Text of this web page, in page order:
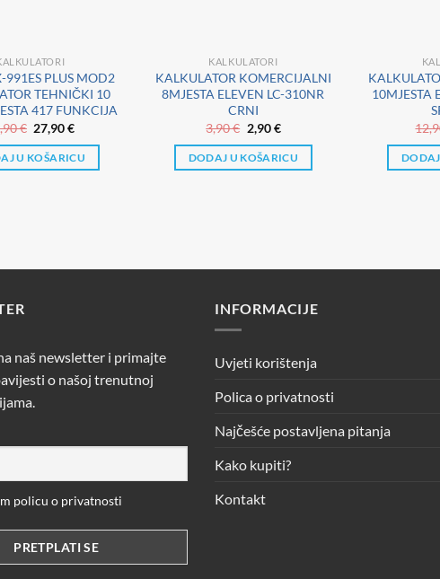
991ES PLUS MOD2
TEHNIČKI 10
417 FUNKCIJA
€ Izvorna
cijena
bila
je:
27,90€Trenutna
je:
27,90 €.
U KOŠARICU
KALKULATORI
KALKULATOR KOMERCIJALNI
8MJESTA ELEVEN LC-310NR
CRNI
3,90€ Izvorna
cijena
bila
je:
2,90€Trenutna
je:
2,90 €.
DODAJ U KOŠARICU
10MJESTA
naš newsletter i primajte
o našoj trenutnoj
policu o privatnosti
INFORMACIJE
Uvjeti korištenja
Polica o privatnosti
Najčešće postavljena pitanja
Kako kupiti?
Kontakt